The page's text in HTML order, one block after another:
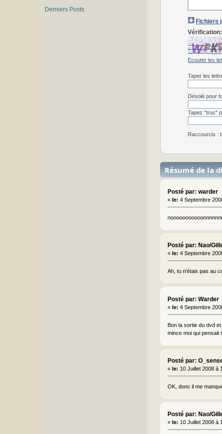
Derniers Posts
Fichiers
Vérification:
Ecouter les
Taper les
Désolé pour
Tapez "truc"
Raccourcis :
Résumé de la
Posté par: warder
« le: 4 Septembre
Posté par: Nao/
« le: 4 Septembre
Ah, tu n'étais pas au
Posté par: Warder
« le: 4 Septembre
Bon la sortie du dvd
mince moi qui
Posté par:
« le: 10 Juillet 2008 à
OK, donc il me
Posté par: Nao/
« le: 10 Juillet 2008 à